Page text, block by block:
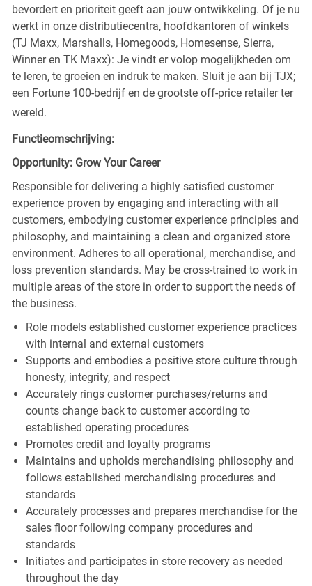
bevordert en prioriteit geeft aan jouw ontwikkeling. Of je nu
werkt in onze distributiecentra, hoofdkantoren of winkels
(TJ Maxx, Marshalls, Homegoods, Homesense, Sierra,
Winner en TK Maxx): Je vindt er volop mogelijkheden om
te leren, te groeien en indruk te maken. Sluit je aan bij TJX;
een Fortune 100-bedrijf en de grootste off-price retailer ter
wereld.
Functieomschrijving:
Opportunity: Grow Your Career
Responsible for delivering a highly satisfied customer
experience proven by engaging and interacting with all
customers, embodying customer experience principles and
philosophy, and maintaining a clean and organized store
environment. Adheres to all operational, merchandise, and
loss prevention standards. May be cross-trained to work in
multiple areas of the store in order to support the needs of
the business.
Role models established customer experience practices
with internal and external customers
Supports and embodies a positive store culture through
honesty, integrity, and respect
Accurately rings customer purchases/returns and
counts change back to customer according to
established operating procedures
Promotes credit and loyalty programs
Maintains and upholds merchandising philosophy and
follows established merchandising procedures and
standards
Accurately processes and prepares merchandise for the
sales floor following company procedures and
standards
Initiates and participates in store recovery as needed
throughout the day